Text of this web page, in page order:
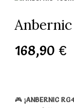
168,90 €
🎮 ¡ANBERNIC